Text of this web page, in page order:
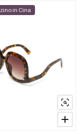
in Cina